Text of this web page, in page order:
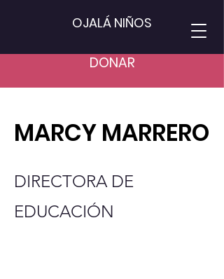
DONAR
OJALÁ NIÑOS
MARCY MARRERO
DIRECTORA DE
EDUCACIÓN